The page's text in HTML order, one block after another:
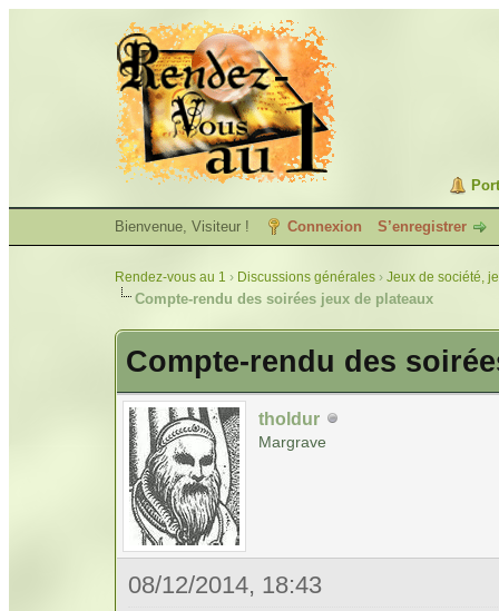
Bienvenue, Visiteur ! Connexion S’enregistrer
Rendez-vous au 1 › Discussions générales › Jeux de société,
Compte-rendu des soirées jeux de plateaux
Compte-rendu des
tholdur
Margrave
08/12/2014, 18:43